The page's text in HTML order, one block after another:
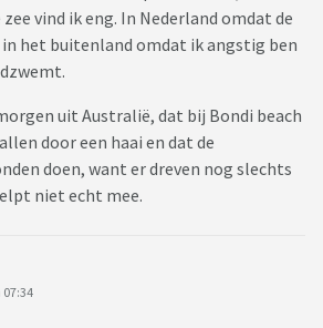
vind ik eng. In Nederland omdat de
in het buitenland omdat ik angstig ben
uit Australië, dat bij Bondi beach
door een haai en dat de
doen, want er dreven nog slechts
niet echt mee.
07:34